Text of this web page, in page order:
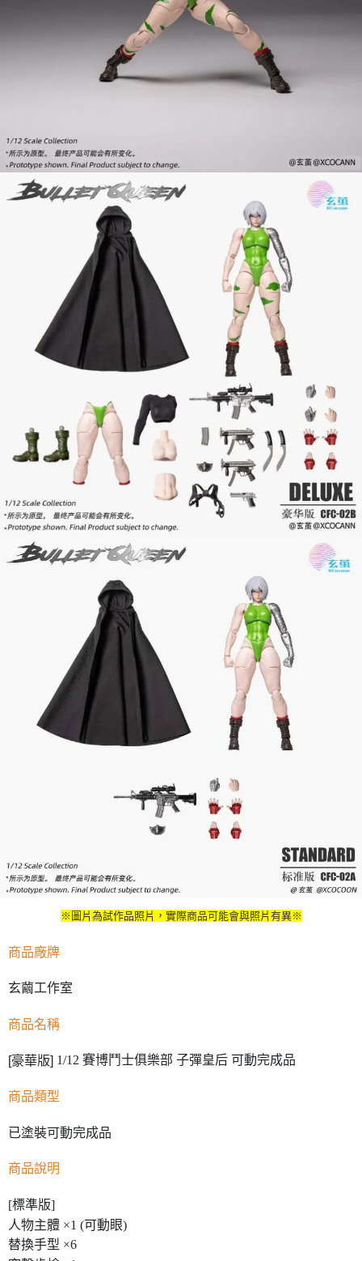
※圖片為試作品照片，實際商品可能會與照片有異※
商品廠牌
玄繭工作室
商品名稱
[豪華版] 1/12 賽博鬥士俱樂部 子彈皇后 可動完成品
商品類型
已塗裝可動完成品
商品說明
[標準版]
人物主體 ×1 (可動眼)
替換手型 ×6